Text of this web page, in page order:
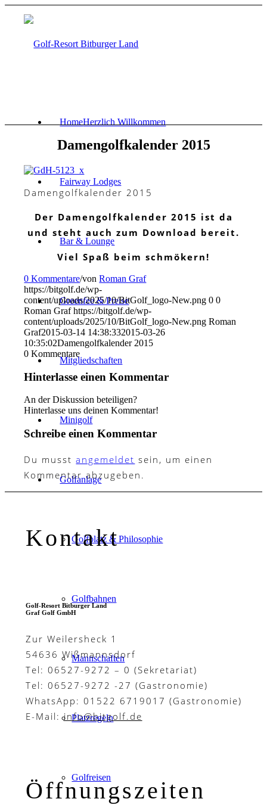
HomeHerzlich Willkommen
Fairway Lodges
Bar & Lounge
Greenfee & Preise
Mitgliedschaften
Minigolf
Golfanlage
Golfplatz & Philosophie
Golfbahnen
Mannschaften
Platzregeln
Golfreisen
Damengolfkalender 2015
Damengolfkalender 2015
Der Damengolfkalender 2015 ist da
und steht auch zum Download bereit.
Viel Spaß beim schmökern!
0 Kommentare/vonRoman Graf
https://bitgolf.de/wp-
content/uploads/2025/10/BitGolf_logo-New.png 0 0
Roman Graf https://bitgolf.de/wp-
content/uploads/2025/10/BitGolf_logo-New.png Roman
Graf2015-03-14 14:38:332015-03-26
10:35:02Damengolfkalender 2015
0 Kommentare
Hinterlasse einen Kommentar
An der Diskussion beteiligen?
Hinterlasse uns deinen Kommentar!
Schreibe einen Kommentar
Du musstangemeldet sein, um einen
Kommentar abzugeben.
Kontakt
Golf-Resort Bitburger Land
Graf Golf GmbH
Zur Weilersheck 1
54636 Wißmannsdorf
Tel: 06527-9272 – 0 (Sekretariat)
Tel: 06527-9272 -27 (Gastronomie)
WhatsApp: 01522 6719017 (Gastronomie)
E-Mail:info@bitgolf.de
Öffnungszeiten